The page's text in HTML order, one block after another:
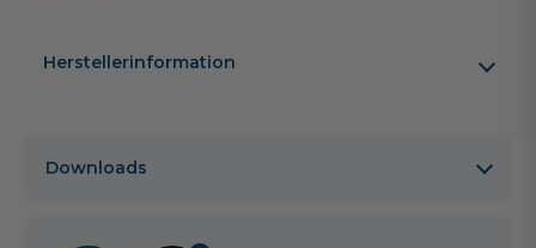
Herstellerinformation
Downloads